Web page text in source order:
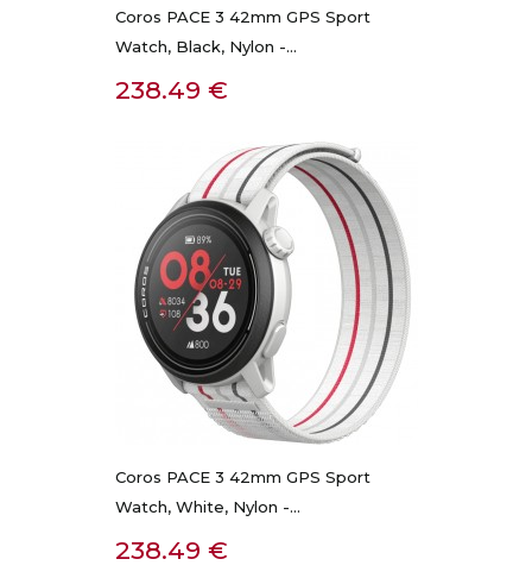
Coros PACE 3 42mm GPS Sport
Watch, Black, Nylon -...
Kaina
238.49 €
Coros PACE 3 42mm GPS Sport
Watch, White, Nylon -...
Kaina
238.49 €